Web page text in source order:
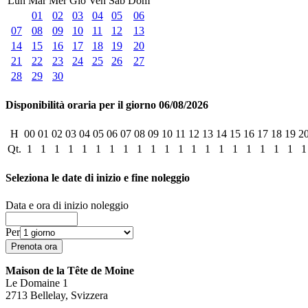
01
02 03 04 05
06
07
08 09 10 11 12
13
14
15 16 17 18 19
20
21
22 23 24 25 26
27
28
29 30
Disponibilità oraria per il giorno 06/08/2026
H 00 01 02 03 04 05 06 07 08 09 10 11 12 13 14 15 16 17 18 19
Qt. 1 1 1 1 1 1 1 1 1 1 1 1 1 1 1 1 1 1 1 1 1
Seleziona le date di inizio e fine noleggio
Data e ora di inizio noleggio
Per
Maison de la Tête de Moine
Le Domaine 1
2713 Bellelay, Svizzera